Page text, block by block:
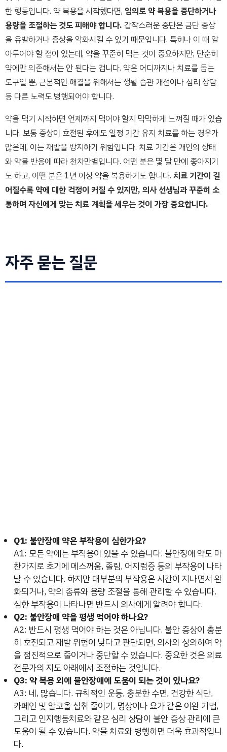
한 행동입니다. 약 복용을 시작했다면, 임의로 약 복용을 중단하거나
용량을 조절하는 것도 피해야 합니다. 갑작스러운 중단은 금단 증상
을 유발하거나 증상을 악화시킬 수 있기 때문입니다. 특히나 이 때 알
아두어야 할 점이 있는데, 약을 꾸준히 먹는 것이 중요하지만, 단순히
약에만 의존해서는 안 된다는 겁니다. 약은 어디까지나 치료를 돕는
도구일 뿐, 근본적인 해결을 위해서는 생활 습관 개선이나 심리 상담
등 다른 노력도 병행되어야 합니다.
약을 먹기 시작하면 언제까지 먹어야 할지 막막하게 느껴질 때가 있습
니다. 보통 증상이 호전된 후에도 일정 기간 유지 치료를 하는 경우가
많은데, 이는 재발을 방지하기 위함입니다. 치료 기간은 개인의 상태
와 약물 반응에 따라 천차만별입니다. 어떤 분은 몇 달 만에 좋아지기
도 하고, 어떤 분은 1년 이상 약을 복용하기도 합니다. 치료 기간이 길
어질수록 약에 대한 걱정이 커질 수 있지만, 의사 선생님과 꾸준히 소
통하며 자신에게 맞는 치료 계획을 세우는 것이 가장 중요합니다.
자주 묻는 질문
Q1: 불안장애 약은 부작용이 심한가요?
A1: 모든 약에는 부작용이 있을 수 있습니다. 불안장애 약도 마
찬가지로 초기에 메스꺼움, 졸림, 어지럼증 등의 부작용이 나타
날 수 있습니다. 하지만 대부분의 부작용은 시간이 지나면서 완
화되거나, 약의 종류와 용량 조절을 통해 관리할 수 있습니다.
심한 부작용이 나타나면 반드시 의사에게 알려야 합니다.
Q2: 불안장애 약을 평생 먹어야 하나요?
A2: 반드시 평생 먹어야 하는 것은 아닙니다. 불안 증상이 충분
히 호전되고 재발 위험이 낮다고 판단되면, 의사와 상의하여 약
을 점진적으로 줄이거나 중단할 수 있습니다. 중요한 것은 의료
전문가의 지도 아래에서 조절하는 것입니다.
Q3: 약 복용 외에 불안장애에 도움이 되는 것이 있나요?
A3: 네, 많습니다. 규칙적인 운동, 충분한 수면, 건강한 식단,
카페인 및 알코올 섭취 줄이기, 명상이나 요가 같은 이완 기법,
그리고 인지행동치료와 같은 심리 상담이 불안 증상 관리에 큰
도움이 될 수 있습니다. 약물 치료와 병행하면 더욱 효과적입니
다.